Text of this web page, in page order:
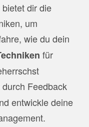
bietet dir die
um
wie du dein
für
Feedback
entwickle deine